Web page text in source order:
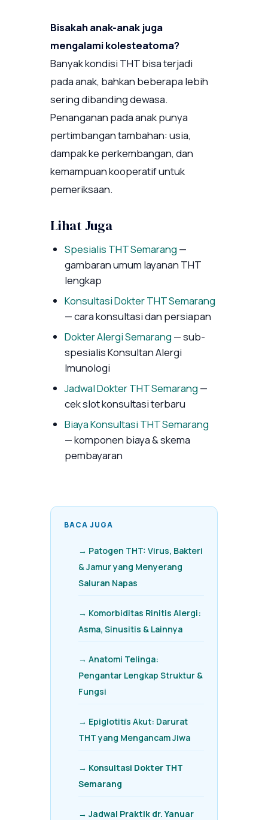
Bisakah anak-anak juga
mengalami kolesteatoma?
Banyak kondisi THT bisa terjadi
pada anak, bahkan beberapa lebih
sering dibanding dewasa.
Penanganan pada anak punya
pertimbangan tambahan: usia,
dampak ke perkembangan, dan
kemampuan kooperatif untuk
pemeriksaan.
Lihat Juga
Spesialis THT Semarang—
gambaran umum layanan THT
lengkap
Konsultasi Dokter THT Semarang
— cara konsultasi dan persiapan
Dokter Alergi Semarang— sub-
spesialis Konsultan Alergi
Imunologi
Jadwal Dokter THT Semarang—
cek slot konsultasi terbaru
Biaya Konsultasi THT Semarang
— komponen biaya & skema
pembayaran
BACA JUGA
→ Patogen THT: Virus, Bakteri
& Jamur yang Menyerang
Saluran Napas
→ Komorbiditas Rinitis Alergi:
Asma, Sinusitis & Lainnya
→ Anatomi Telinga:
Pengantar Lengkap Struktur &
Fungsi
→ Epiglotitis Akut: Darurat
THT yang Mengancam Jiwa
→ Konsultasi Dokter THT
Semarang
→ Jadwal Praktik dr. Yanuar